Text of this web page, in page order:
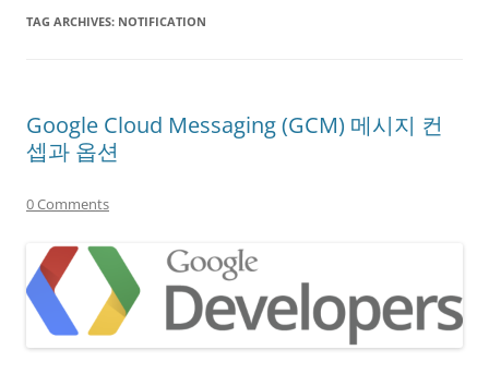
TAG ARCHIVES: NOTIFICATION
Google Cloud Messaging (GCM) 메시지 컨
셉과 옵션
0 Comments